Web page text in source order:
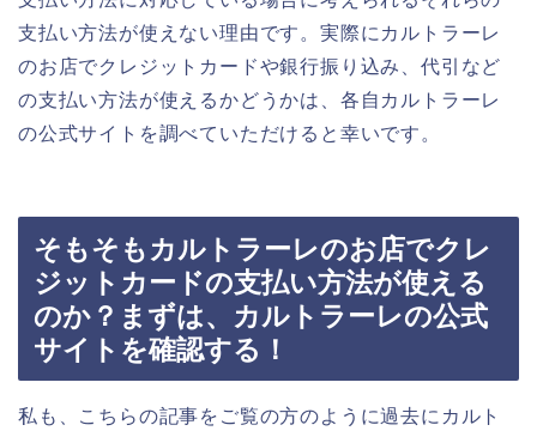
支払い方法が使えない理由です。実際にカルトラーレ
のお店でクレジットカードや銀行振り込み、代引など
の支払い方法が使えるかどうかは、各自カルトラーレ
の公式サイトを調べていただけると幸いです。
そもそもカルトラーレのお店でクレ
ジットカードの支払い方法が使える
のか？まずは、カルトラーレの公式
サイトを確認する！
私も、こちらの記事をご覧の方のように過去にカルト